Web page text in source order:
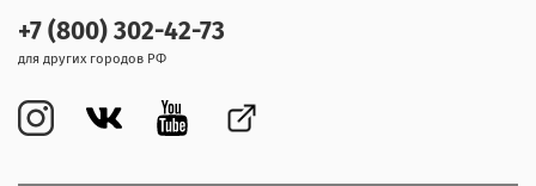
+7 (800) 302-42-73
для других городов РФ